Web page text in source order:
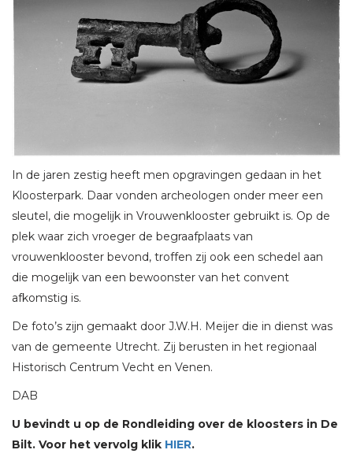
In de jaren zestig heeft men opgravingen gedaan in het
Kloosterpark. Daar vonden archeologen onder meer een
sleutel, die mogelijk in Vrouwenklooster gebruikt is. Op de
plek waar zich vroeger de begraafplaats van
vrouwenklooster bevond, troffen zij ook een schedel aan
die mogelijk van een bewoonster van het convent
afkomstig is.
De foto’s zijn gemaakt door J.W.H. Meijer die in dienst was
van de gemeente Utrecht. Zij berusten in het regionaal
Historisch Centrum Vecht en Venen.
DAB
U bevindt u op de Rondleiding over de kloosters in De
Bilt. Voor het vervolg klik HIER.